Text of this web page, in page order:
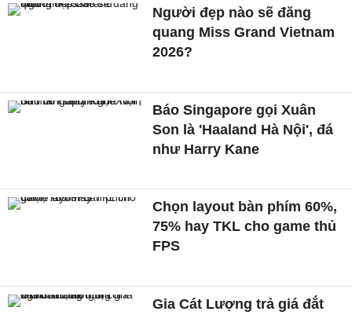
Người đẹp nào sẽ đăng
quang Miss Grand Vietnam
2026?
Báo Singapore gọi Xuân
Son là 'Haaland Hà Nội', đá
như Harry Kane
Chọn layout bàn phím 60%,
75% hay TKL cho game thủ
FPS
Gia Cát Lượng trả giá đắt